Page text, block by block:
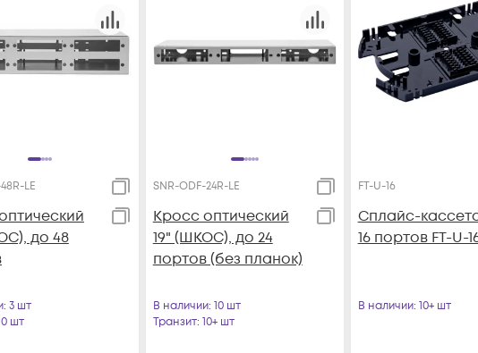
LE
до 48
: 3 шт
шт
SNR-ODF-24R-LE
Кросс оптический
19" (ШКОС), до 24
портов (без планок)
В наличии: 10 шт
Транзит: 10+ шт
FT-U-16
Сплайс-
16 портов FT-U-
В наличии: 10+ шт